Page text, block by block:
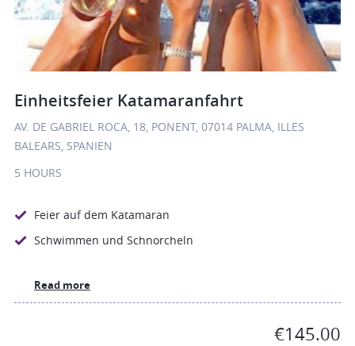
Einheitsfeier Katamaranfahrt
AV. DE GABRIEL ROCA, 18, PONENT, 07014 PALMA, ILLES
BALEARS, SPANIEN
5 HOURS
Feier auf dem Katamaran
Schwimmen und Schnorcheln
Read more
€145.00